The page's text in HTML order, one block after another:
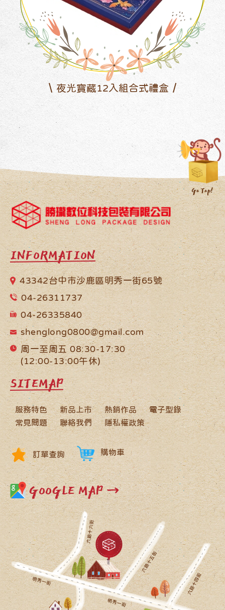
夜光寶藏12入組合式禮盒
INFORMATION
43342台中市沙鹿區明秀一街65號
04-26311737
04-26335840
shenglong0800@gmail.com
周一至周五 08:30-17:30
(12:00-13:00午休)
SITEMAP
服務特色 新品上市 熱銷作品
電子型錄
常見問題
聯絡我們 隱私權政策
訂單查詢 購物車
GOOGLE MAP →